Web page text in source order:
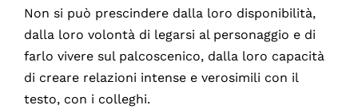
Non si può prescindere dalla loro disponibilità,
dalla loro volontà di legarsi al personaggio e di
farlo vivere sul palcoscenico, dalla loro capacità
di creare relazioni intense e verosimili con il
testo, con i colleghi.